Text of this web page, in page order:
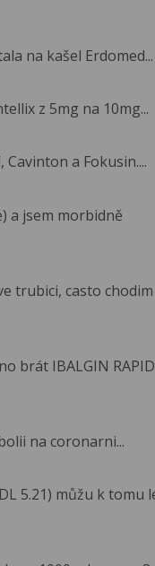
na kašel Erdomed...
z 5mg na 10mg...
a Fokusin....
a jsem morbidně
trubici, casto chodim
brát IBALGIN
na coronarni...
5.21) můžu k tomu